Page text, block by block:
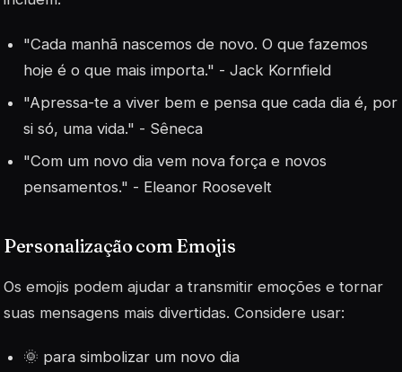
"Cada manhã nascemos de novo. O que fazemos
hoje é o que mais importa." - Jack Kornfield
"Apressa-te a viver bem e pensa que cada dia é, por
si só, uma vida." - Sêneca
"Com um novo dia vem nova força e novos
pensamentos." - Eleanor Roosevelt
Personalização com Emojis
Os emojis podem ajudar a transmitir emoções e tornar
suas mensagens mais divertidas. Considere usar:
🌞 para simbolizar um novo dia